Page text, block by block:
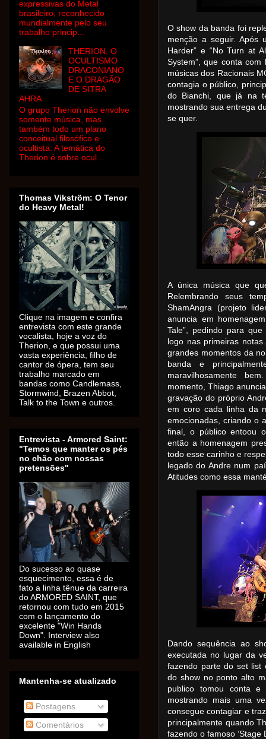
O show da banda foi
menção a seguir. Após
Harder” e “No Turn at
System”, que conta
músicas dos Racionais
contagia o público,
do Bianchi, que já na
mostrando sua entrega
se quer.
A única música que
Relembrando seus
ShamAngra (projeto
anuncia em
Tale”, pedindo para
logo nas primeiras
grandes momentos da
banda e
maravilhosamente
momento, Thiago
gravação do próprio
em coro cada linha da
emocionadas, criando o
final, o público entoou
então a homenagem
todo esse carinho e
legado do Andre num
Atitudes como essa
Dando sequência ao
executada no lugar da
fazendo parte do set list
do show no ponto alto
publico tomou conta e
mostrando mais uma
consegue contagiar e
principalmente quando
fazendo o famoso ‘Stage
expressivas do Metal
brasileiro, reconhecido
mundialmente pelo seu
trabalho princip...
THERION, O
OCULTISMO
DRACONIANO
E O DRAGÃO
DE SITRA
AHRA
O grupo Therion não envolve
somente música, mas
também todo um plano
conceitual filosófico e
ocultista. A temática do
Therion é sobre ocul...
Thomas Vikström: O Tenor
do Heavy Metal!
Clique na imagem e confira
entrevista com este grande
vocalista, hoje a voz do
Therion, e que possui uma
vasta experiência, filho de
cantor de ópera, tem seu
trabalho marcado em
bandas como Candlemass,
Stormwind, Brazen Abbot,
Talk to the Town e outros.
Entrevista - Armored Saint:
"Temos que manter os pés
no chão com nossas
pretensões"
Do sucesso ao quase
esquecimento, essa é de
fato a linha tênue da carreira
do ARMORED SAINT, que
retornou com tudo em 2015
com o lançamento do
excelente "Win Hands
Down". Interview also
available in English
Mantenha-se atualizado
Postagens
Comentários